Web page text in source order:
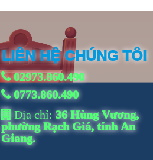
LIÊN HỆ CHÚNG TÔI
02973.860.490
0773.860.490
Địa chỉ: 36 Hùng Vương,
phường Rạch Giá, tỉnh An
Giang.